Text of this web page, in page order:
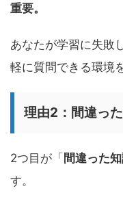
重要。
あなたが学習に失敗
軽に質問できる環境
理由2：間違っ
2つ目が「 間違った
す。